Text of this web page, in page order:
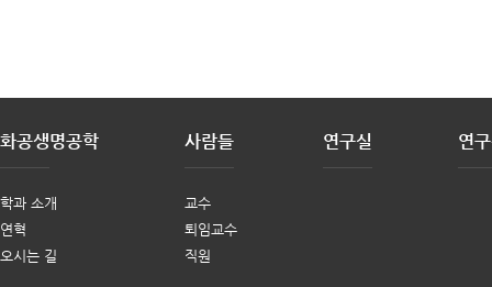
화공생명공학
학과 소개
연혁
오시는 길
사람들
교수
퇴임교수
직원
연구실 연